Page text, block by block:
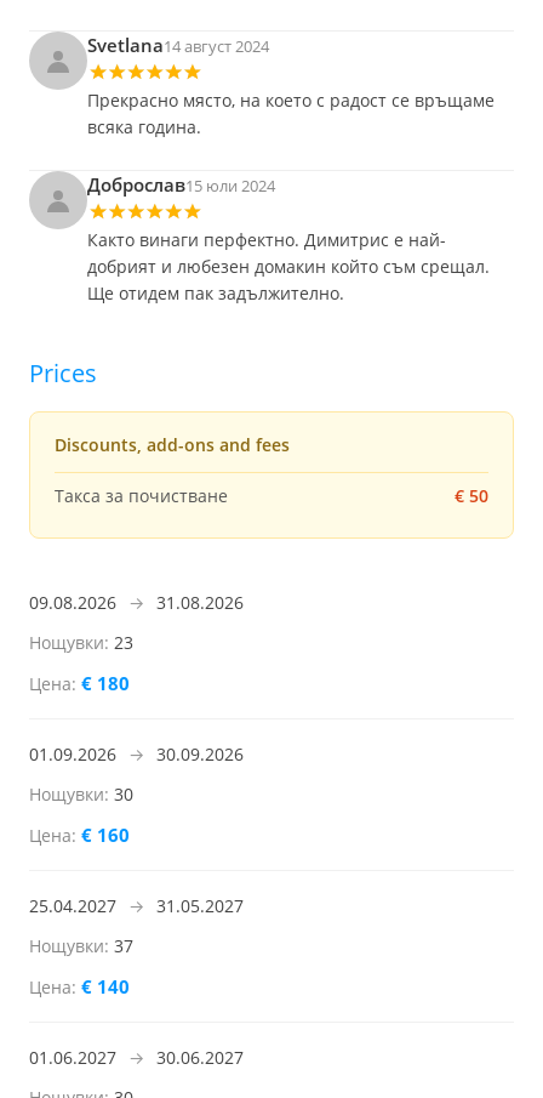
Svetlana14 август 2024
Прекрасно място, на което с радост се връщаме
всяка година.
Доброслав15 юли 2024
Както винаги перфектно. Димитрис е най-
добрият и любезен домакин който съм срещал.
Ще отидем пак задължително.
Prices
Discounts, add-ons and fees
Такса за почистване € 50
09.08.2026 → 31.08.2026
23
€ 180
01.09.2026 → 30.09.2026
30
€ 160
25.04.2027 → 31.05.2027
37
€ 140
01.06.2027 → 30.06.2027